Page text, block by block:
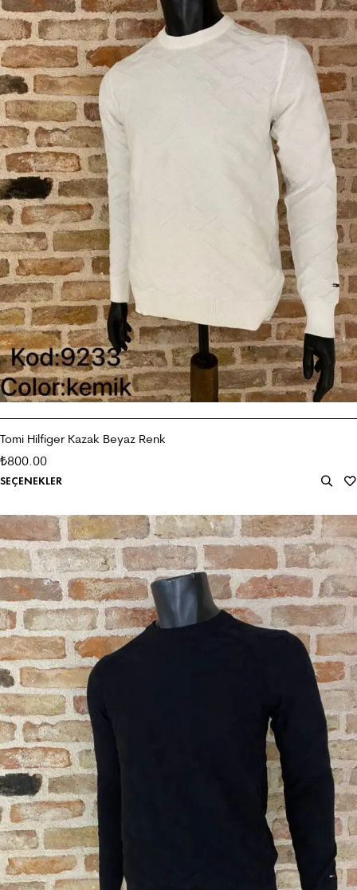
Tomi Hilfiger Kazak Beyaz Renk
₺800.00
SEÇENEKLER